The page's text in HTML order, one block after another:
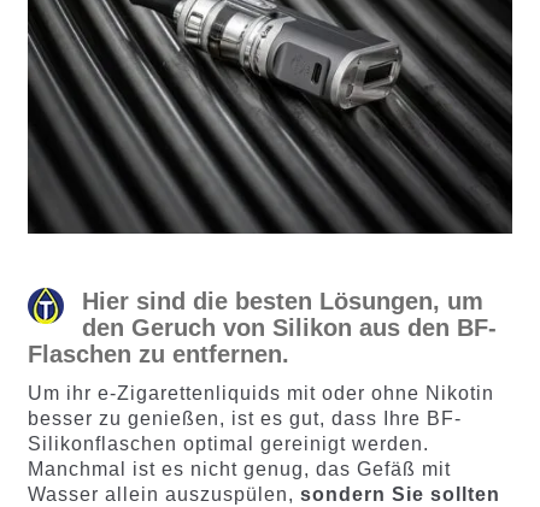
Hier sind die besten Lösungen, um
den Geruch von Silikon aus den BF-
Flaschen zu entfernen.
Um ihr e-Zigarettenliquids mit oder ohne Nikotin
besser zu genießen, ist es gut, dass Ihre BF-
Silikonflaschen optimal gereinigt werden.
Manchmal ist es nicht genug, das Gefäß mit
Wasser allein auszuspülen, sondern Sie sollten